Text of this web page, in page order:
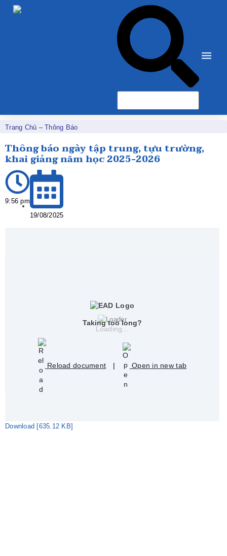
Trang Chủ –Thông Báo
Thông báo ngày tập trung, tựu trường,
khai giảng năm học 2025-2026
9:56 pm
19/08/2025
Loading...
Taking too long?
Reload document | Open in new tab
Download [635.12 KB]